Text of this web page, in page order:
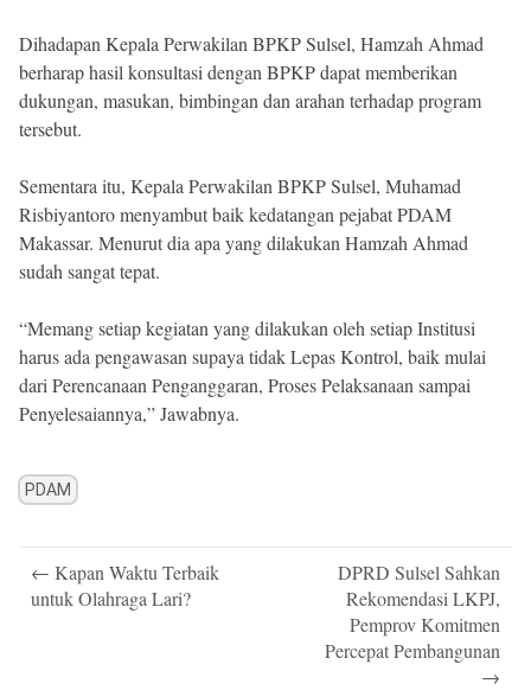
Dihadapan Kepala Perwakilan BPKP Sulsel, Hamzah Ahmad
berharap hasil konsultasi dengan BPKP dapat memberikan
dukungan, masukan, bimbingan dan arahan terhadap program
tersebut.
Sementara itu, Kepala Perwakilan BPKP Sulsel, Muhamad
Risbiyantoro menyambut baik kedatangan pejabat PDAM
Makassar. Menurut dia apa yang dilakukan Hamzah Ahmad
sudah sangat tepat.
“Memang setiap kegiatan yang dilakukan oleh setiap Institusi
harus ada pengawasan supaya tidak Lepas Kontrol, baik mulai
dari Perencanaan Penganggaran, Proses Pelaksanaan sampai
Penyelesaiannya,” Jawabnya.
PDAM
navigation
← Kapan Waktu Terbaik
untuk Olahraga Lari?
DPRD Sulsel Sahkan
Rekomendasi LKPJ,
Pemprov Komitmen
Percepat Pembangunan
→